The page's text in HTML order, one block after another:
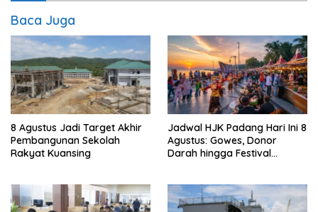
Baca Juga
8 Agustus Jadi Target Akhir
Pembangunan Sekolah
Rakyat Kuansing
Jadwal HJK Padang Hari Ini 8
Agustus: Gowes, Donor
Darah hingga Festival